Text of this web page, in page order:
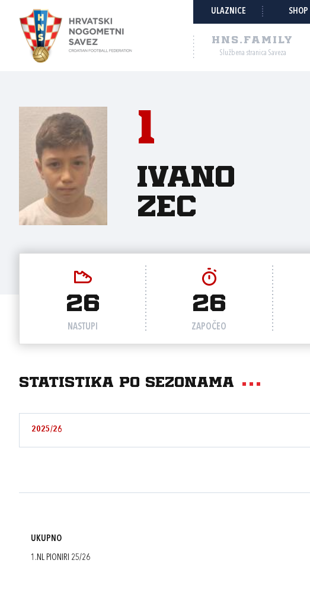
ULAZNICE SHOP
HNS.FAMILY
Službena stranica Saveza
1
Ivano
Zec
26
NASTUPI
26
ZAPOČEO
Statistika po sezonama
2025/26
UKUPNO
1.NL PIONIRI 25/26